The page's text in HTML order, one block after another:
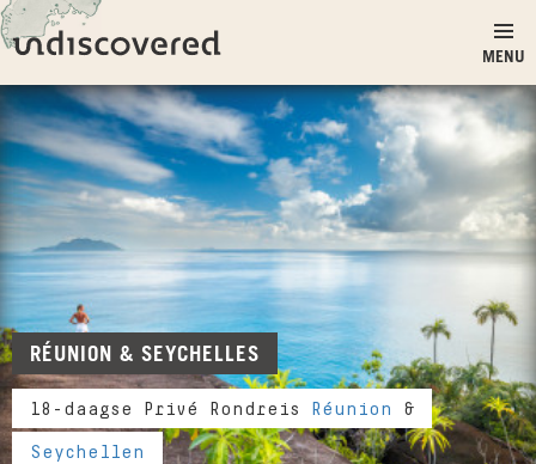
Ga naar inhoud
Undiscovered
MENU
RÉUNION & SEYCHELLES
18-daagse Privé Rondreis Réunion &
Seychellen